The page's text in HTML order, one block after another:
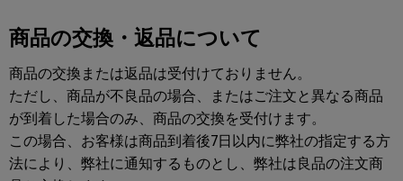
商品の交換・返品について
商品の交換または返品は受付けておりません。
ただし、商品が不良品の場合、またはご注文と異なる商品
が到着した場合のみ、商品の交換を受付けます。
この場合、お客様は商品到着後7日以内に弊社の指定する方
法により、弊社に通知するものとし、弊社は良品の注文商